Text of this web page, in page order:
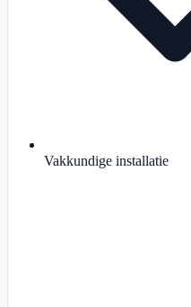
Vakkundige installatie